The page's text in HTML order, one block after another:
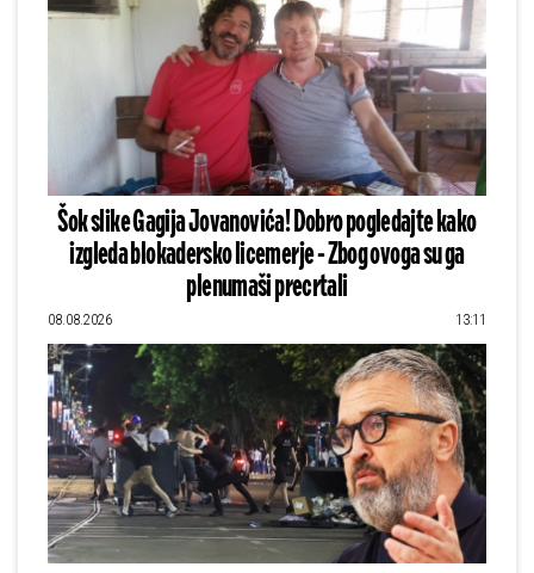
Šok slike Gagija Jovanovića! Dobro pogledajte kako
izgleda blokadersko licemerje - Zbog ovoga su ga
plenumaši precrtali
08.08.2026 13:11